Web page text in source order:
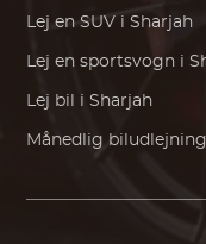
Lej en SUV i Sharjah
Lej en sportsvogn i
Lej bil i Sharjah
Månedlig